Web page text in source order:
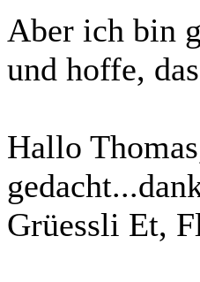
Aber ich bin
und hoffe,
Hallo
Grüessli Et,